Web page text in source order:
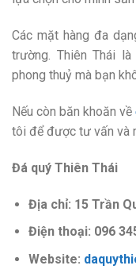
Các mặt hàng đa
trường. Thiên Thái
phong thuỷ mà bạn
Nếu còn băn khoăn về
tôi để được tư vấn và
Đá quý Thiên Thái
Địa chỉ: 15 Trần
Điện thoại: 096
Website: